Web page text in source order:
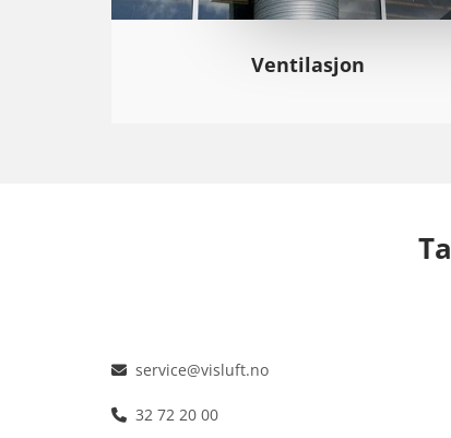
Ventilasjon
 service@visluft.no
 32 72 20 00